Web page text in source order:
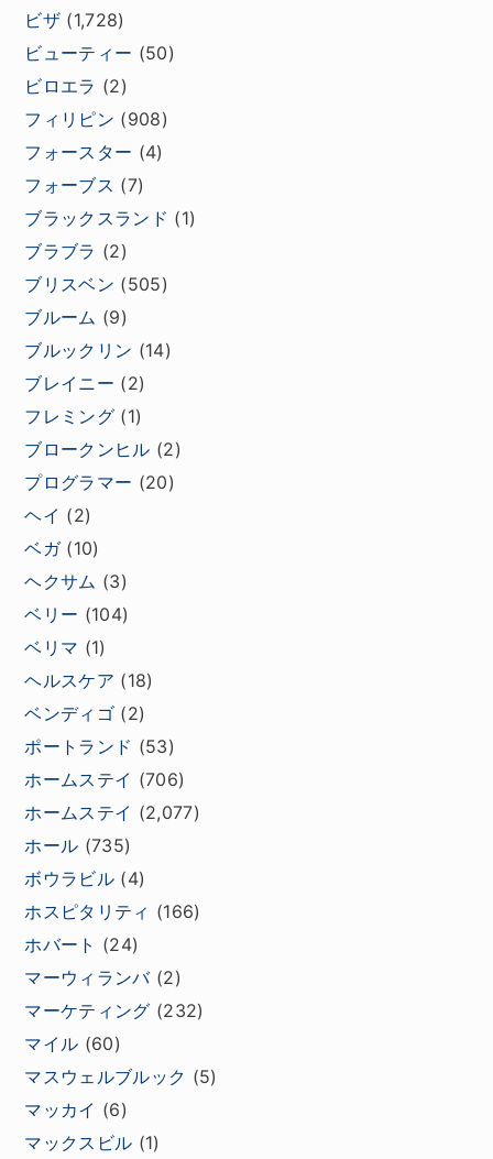
ビザ (1,728)
ビューティー (50)
ビロエラ (2)
フィリピン (908)
フォースター (4)
フォーブス (7)
ブラックスランド (1)
ブラブラ (2)
ブリスベン (505)
ブルーム (9)
ブルックリン (14)
ブレイニー (2)
フレミング (1)
ブロークンヒル (2)
プログラマー (20)
ヘイ (2)
ベガ(10)
ヘクサム (3)
ベリー (104)
ベリマ (1)
ヘルスケア (18)
ベンディゴ (2)
ポートランド (53)
ホームステイ (706)
ホームステイ (2,077)
ホール (735)
ボウラビル (4)
ホスピタリティ (166)
ホバート (24)
マーウィランバ(2)
マーケティング (232)
マイル (60)
マスウェルブルック (5)
マッカイ (6)
マックスビル (1)